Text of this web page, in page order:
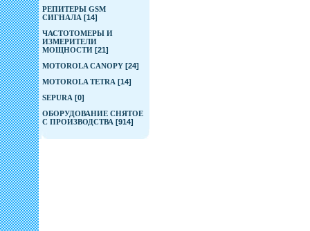
РЕПИТЕРЫ GSM
СИГНАЛА [14]
ЧАСТОТОМЕРЫ И
ИЗМЕРИТЕЛИ
МОЩНОСТИ [21]
MOTOROLA CANOPY [24]
MOTOROLA TETRA [14]
SEPURA [0]
ОБОРУДОВАНИЕ СНЯТОЕ
С ПРОИЗВОДСТВА [914]